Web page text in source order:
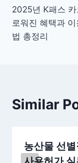
탐
색
2025년 K패스 카
로워진 혜택과
법 총정리
Similar
농산물 선